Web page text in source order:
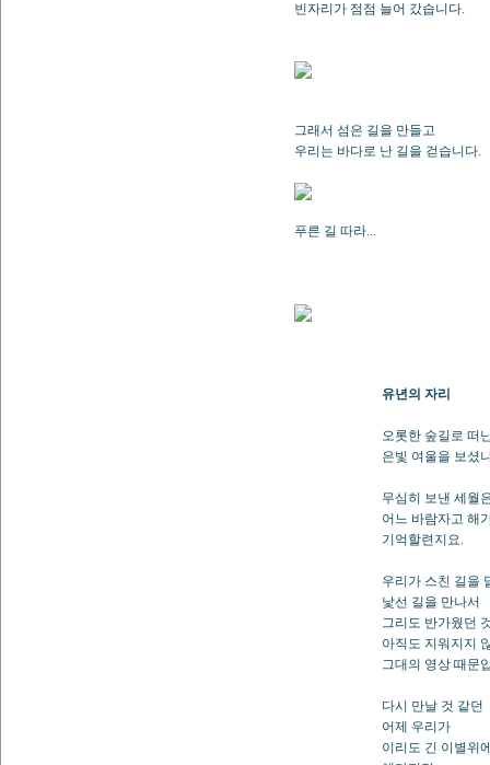
빈자리가 점점 늘어 갔습니다.
그래서 섬은 길을 만들고
우리는 바다로 난 길을 걷습니다.
푸른 길 따라...
유년의 자리
오롯한 숲길로 떠
은빛 여울을 보셨
무심히 보낸 세월
어느 바람자고 해
기억할련지요.
우리가 스친 길을
낯선 길을 만나서
그리도 반가웠던
아직도 지워지지
그대의 영상 때문
다시 만날 것 같던
어제 우리가
이리도 긴 이별위